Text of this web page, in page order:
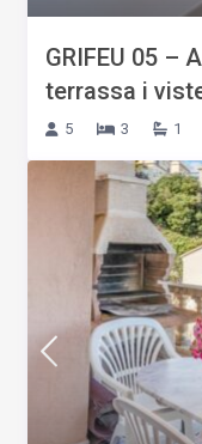
GRIFEU 05 –
terrassa i
5 3 1